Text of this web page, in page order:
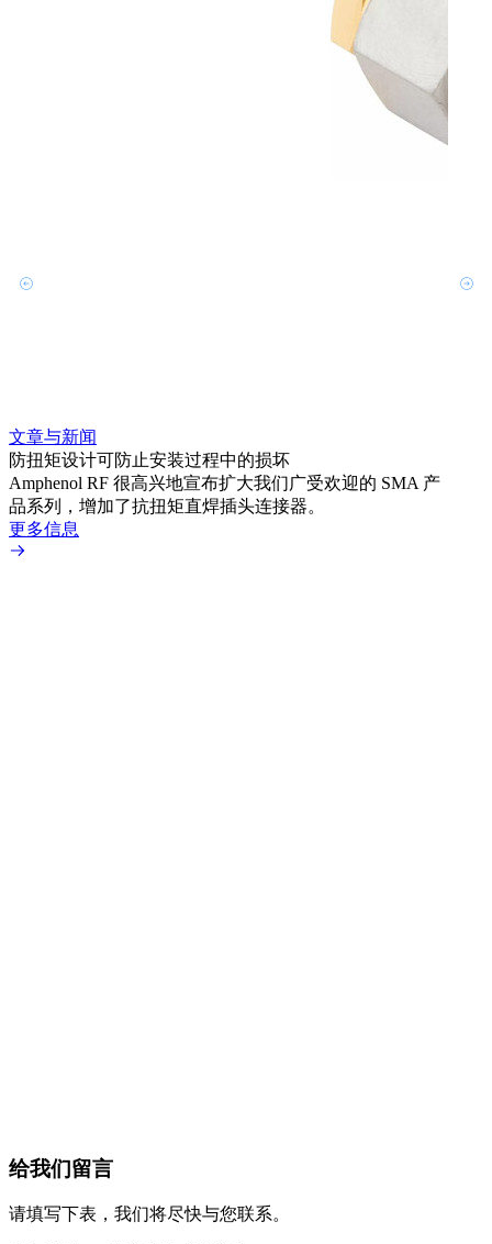
文章与新闻
防扭矩设计可防止安装过程中的损坏
Amphenol RF 很高兴地宣布扩大我们广受欢迎的 SMA 产
品系列，增加了抗扭矩直焊插头连接器。
更多信息
给我们留言
请填写下表，我们将尽快与您联系。